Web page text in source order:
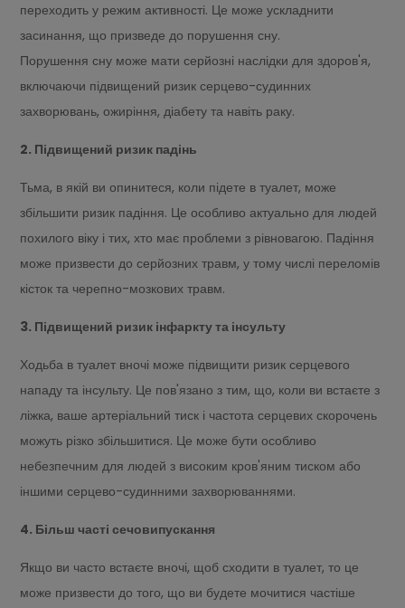
переходить у режим активності. Це може ускладнити
засинання, що призведе до порушення сну.
Порушення сну може мати серйозні наслідки для здоров'я,
включаючи підвищений ризик серцево-судинних
захворювань, ожиріння, діабету та навіть раку.
2. Підвищений ризик падінь
Тьма, в якій ви опинитеся, коли підете в туалет, може
збільшити ризик падіння. Це особливо актуально для людей
похилого віку і тих, хто має проблеми з рівновагою. Падіння
може призвести до серйозних травм, у тому числі переломів
кісток та черепно-мозкових травм.
3. Підвищений ризик інфаркту та інсульту
Ходьба в туалет вночі може підвищити ризик серцевого
нападу та інсульту. Це пов'язано з тим, що, коли ви встаєте з
ліжка, ваше артеріальний тиск і частота серцевих скорочень
можуть різко збільшитися. Це може бути особливо
небезпечним для людей з високим кров'яним тиском або
іншими серцево-судинними захворюваннями.
4. Більш часті сечовипускання
Якщо ви часто встаєте вночі, щоб сходити в туалет, то це
може призвести до того, що ви будете мочитися частіше